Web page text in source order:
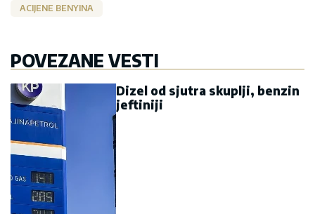
ACIJENE BENYINA
POVEZANE VESTI
Dizel od sjutra skuplji, benzin
jeftiniji